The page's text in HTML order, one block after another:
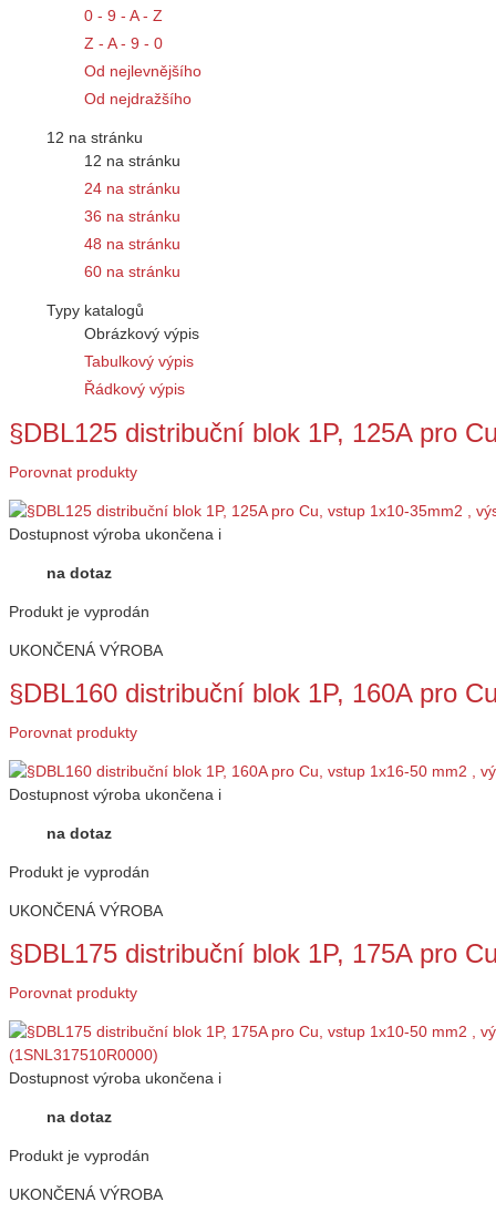
0 - 9 - A - Z
Z - A - 9 - 0
Od nejlevnějšího
Od nejdražšího
12 na stránku
12 na stránku
24 na stránku
36 na stránku
48 na stránku
60 na stránku
Typy katalogů
Obrázkový výpis
Tabulkový výpis
Řádkový výpis
§DBL125 distribuční blok 1P, 125A pro
Porovnat produkty
Dostupnost výroba ukončena i
na dotaz
Produkt je vyprodán
UKONČENÁ VÝROBA
§DBL160 distribuční blok 1P, 160A pro
Porovnat produkty
Dostupnost výroba ukončena i
na dotaz
Produkt je vyprodán
UKONČENÁ VÝROBA
§DBL175 distribuční blok 1P, 175A pro
Porovnat produkty
Dostupnost výroba ukončena i
na dotaz
Produkt je vyprodán
UKONČENÁ VÝROBA